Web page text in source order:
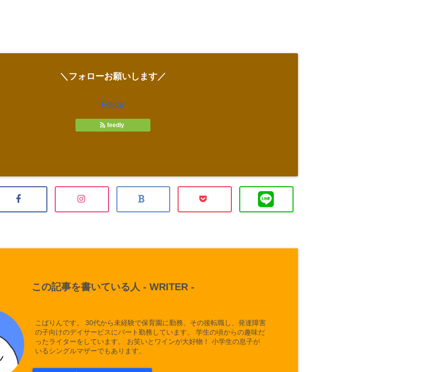
＼フォローお願いします／
Follow
feedly
この記事を書いている人 - WRITER -
こばりんです。 30代から未経験で保育園に勤務、その後転職し、発達障害
の子向けのデイサービスにパート勤務しています。 学生の頃からの趣味だ
ったライターをしています。 お笑いとワインが大好物！ 小学生の息子が
いるシングルマザーでもあります。